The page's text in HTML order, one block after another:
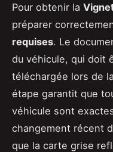
Pour obtenir la
préparer
requises. Le
du véhicule, qui doit
téléchargée lors de
étape garantit que
véhicule sont
changement récent
que la carte grise